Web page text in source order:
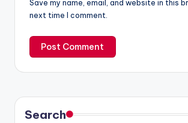
Save my name, email, and website in this
next time I comment.
Search